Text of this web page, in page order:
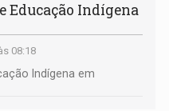
Educação Indígena
08:18
Indígena em